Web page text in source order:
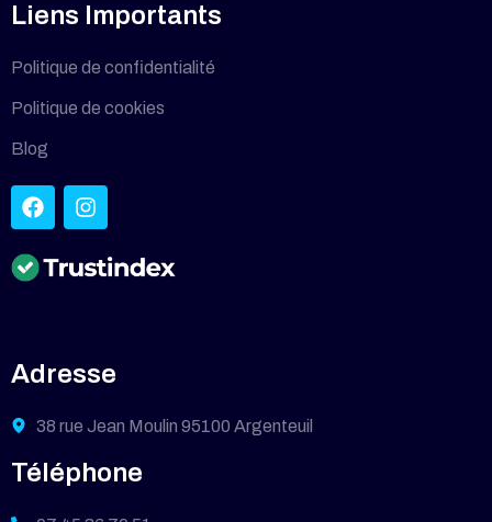
Liens Importants
Politique de confidentialité
Politique de cookies
Blog
Adresse
38 rue Jean Moulin 95100 Argenteuil
Téléphone